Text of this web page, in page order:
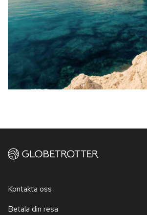
Kontakta oss
Betala din resa